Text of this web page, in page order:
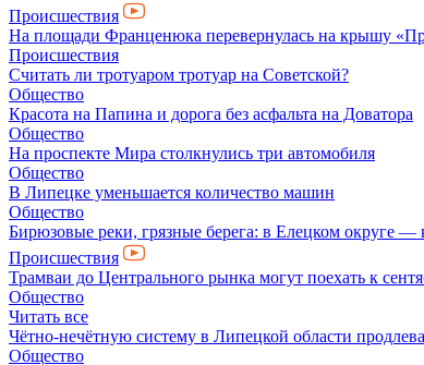
Происшествия
На площади Франценюка перевернулась на крышу
Происшествия
Считать ли тротуаром тротуар на Советской?
Общество
Красота на Папина и дорога без асфальта на Доватора
Общество
На проспекте Мира столкнулись три автомобиля
Общество
В Липецке уменьшается количество машин
Общество
Бирюзовые реки, грязные берега: в Елецком округе —
Происшествия
Трамваи до Центрального рынка могут поехать к
Общество
Читать все
Чётно-нечётную систему в Липецкой области
Общество